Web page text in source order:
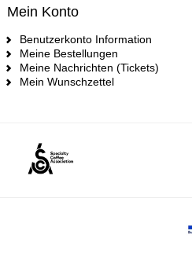
Mein Konto
Benutzerkonto Information
Meine Bestellungen
Meine Nachrichten (Tickets)
Mein Wunschzettel